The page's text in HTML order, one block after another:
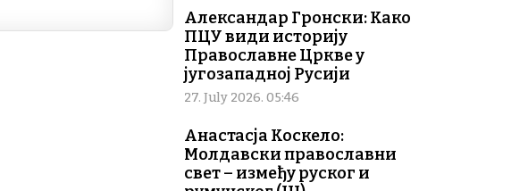
Александар Гронски: Како
ПЦУ види историју
Православне Цркве у
југозападној Русији
27. July 2026. 05:46
Анастасја Коскело:
Молдавски православни
свет – између руског и